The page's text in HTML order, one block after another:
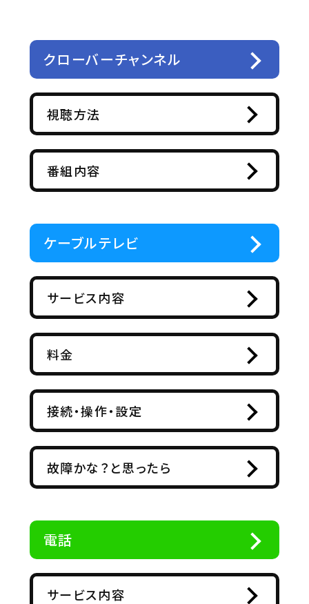
クローバーチャンネル
視聴方法
番組内容
ケーブルテレビ
サービス内容
料金
接続・操作・設定
故障かな？と思ったら
電話
サービス内容